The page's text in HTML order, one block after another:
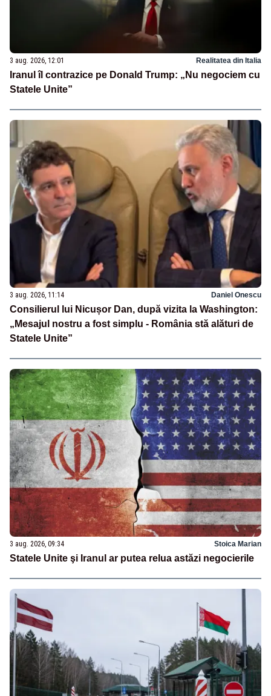
3 aug. 2026, 12:01 Realitatea din Italia
Iranul îl contrazice pe Donald Trump: „Nu negociem cu
Statele Unite”
3 aug. 2026, 11:14 Daniel Onescu
Consilierul lui Nicușor Dan, după vizita la Washington:
„Mesajul nostru a fost simplu - România stă alături de
Statele Unite”
3 aug. 2026, 09:34 Stoica Marian
Statele Unite şi Iranul ar putea relua astăzi negocierile